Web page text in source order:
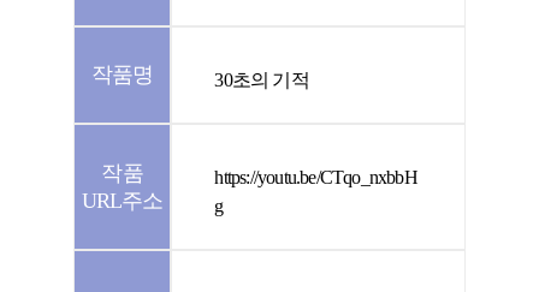
작품명 30초의 기적
작품
URL주소
https://youtu.be/CTqo_nxbbH
g